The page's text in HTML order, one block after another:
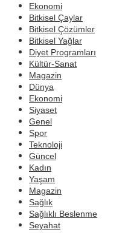
Ekonomi
Bitkisel Çaylar
Bitkisel Çözümler
Bitkisel Yağlar
Diyet Programları
Kültür-Sanat
Magazin
Dünya
Ekonomi
Siyaset
Genel
Spor
Teknoloji
Güncel
Kadın
Yaşam
Magazin
Sağlık
Sağlıklı Beslenme
Seyahat